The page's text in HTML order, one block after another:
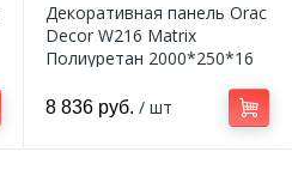
Декоративная панель Orac
Decor W216 Matrix
Полиуретан 2000*250*16
8 836 руб. / шт